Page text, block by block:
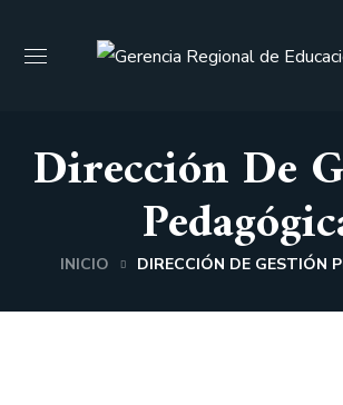
Dirección De
INICIO DIRECCIÓN DE GESTIÓN